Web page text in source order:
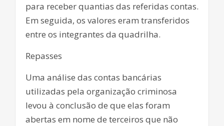
para receber quantias das referidas contas.
Em seguida, os valores eram transferidos
entre os integrantes da quadrilha.
Repasses
Uma análise das contas bancárias
utilizadas pela organização criminosa
levou à conclusão de que elas foram
abertas em nome de terceiros que não